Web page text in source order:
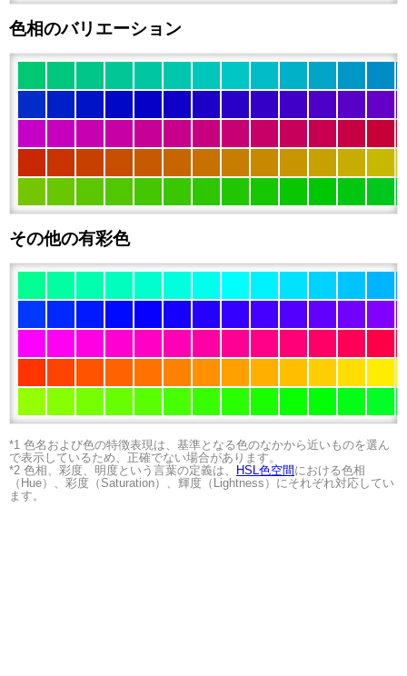
色相のバリエーション
その他の有彩色
*1 色名および色の特徴表現は、基準となる色のなかから近いものを選ん
で表示しているため、正確でない場合があります。
*2 色相、彩度、明度という言葉の定義は、
HSL色空間 における色相
（Hue）、彩度（Saturation）、輝度（Lightness）にそれぞれ対応してい
ます。